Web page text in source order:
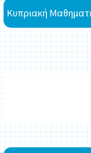
Κυπριακή